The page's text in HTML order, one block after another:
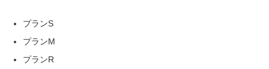
プランS
プランM
プランR